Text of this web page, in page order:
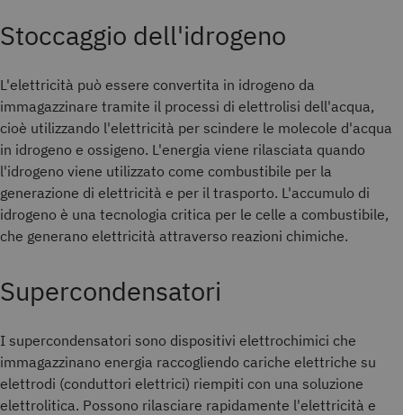
Stoccaggio dell'idrogeno
L'elettricità può essere convertita in idrogeno da
immagazzinare tramite il processi di elettrolisi dell'acqua,
cioè utilizzando l'elettricità per scindere le molecole d'acqua
in idrogeno e ossigeno. L'energia viene rilasciata quando
l'idrogeno viene utilizzato come combustibile per la
generazione di elettricità e per il trasporto. L'accumulo di
idrogeno è una tecnologia critica per le celle a combustibile,
che generano elettricità attraverso reazioni chimiche.
Supercondensatori
I supercondensatori sono dispositivi elettrochimici che
immagazzinano energia raccogliendo cariche elettriche su
elettrodi (conduttori elettrici) riempiti con una soluzione
elettrolitica. Possono rilasciare rapidamente l'elettricità e